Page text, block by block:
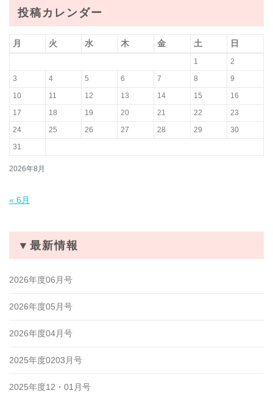
投稿カレンダー
2026年8月
月 火 水 木 金 土 日
1
2
3
4 5 6 7 8
9
10
11 12 13 14 15
16
17
18 19 20 21 22
23
24
25 26 27 28 29
30
31
« 6月
▼最新情報
2026年度06月号
2026年度05月号
2026年度04月号
2025年度0203月号
2025年度12・01月号